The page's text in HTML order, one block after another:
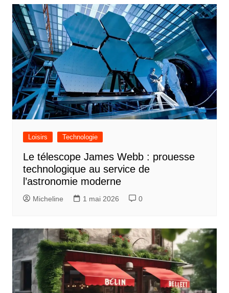
Loisirs Technologie
Le télescope James Webb : prouesse
technologique au service de
l’astronomie moderne
Micheline 1 mai 2026 0